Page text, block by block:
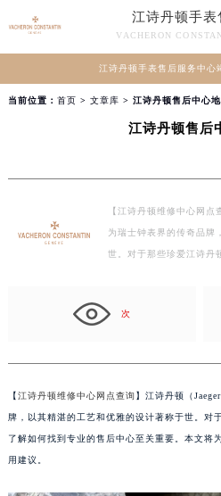
江诗丹顿手
VACHERON
江诗丹顿手表售后服务中心
当前位置： 首页 > 文章库 > 江诗丹顿售后中心
江诗丹顿售后
【江诗丹顿维修中心网
为瑞士钟表界的传奇品牌
世。对于那些珍爱江诗丹
次
【江诗丹顿维修中心网点查询】江诗丹顿（
牌，以其精湛的工艺和优雅的设计著称于世。对
了解如何找到专业的售后中心至关重要。本文将
用建议。